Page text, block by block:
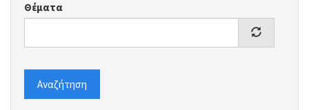
Θέματα
Αναζήτηση